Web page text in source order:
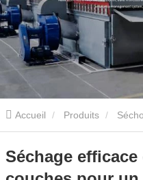
Accueil Produits
de bois
Séchage